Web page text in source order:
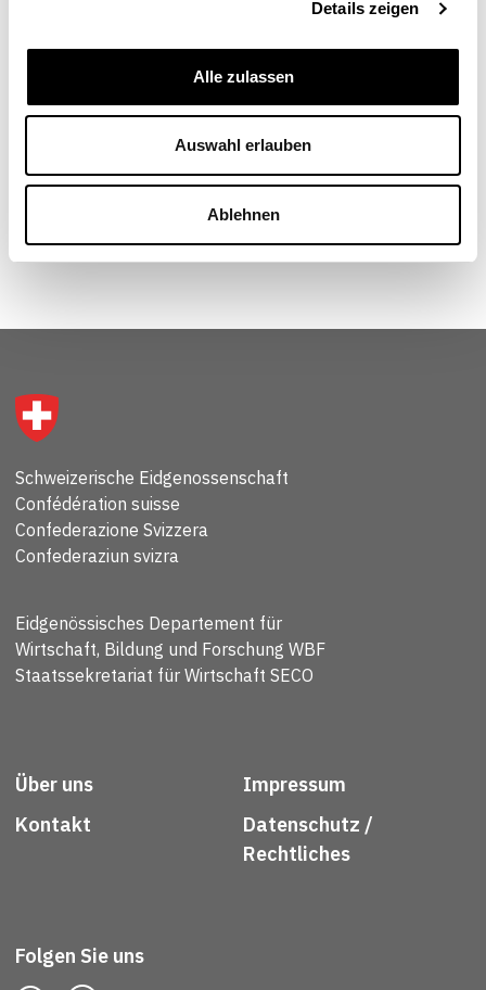
Details zeigen
Alle zulassen
Auswahl erlauben
Ablehnen
Fachbereich für Makroökonomie, Österreichisches
Institut für Wirtschaftsforschung (Wifo), Wien
Schweizerische Eidgenossenschaft
Confédération suisse
Confederazione Svizzera
Confederaziun svizra
Eidgenössisches Departement für
Wirtschaft, Bildung und Forschung WBF
Staatssekretariat für Wirtschaft SECO
Über uns
Kontakt
Impressum
Datenschutz /
Rechtliches
Folgen Sie uns